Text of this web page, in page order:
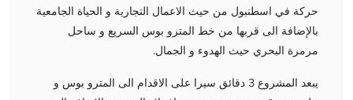
حركة في اسطنبول من حيث الاعمال التجارية و الحياة الجامعية
بالإضافة الى قربها من خط المترو بوس السريع و ساحل
مرمرة البحري حيث الهدوء و الجمال.
يبعد المشروع 3 دقائق سيرا على الاقدام الى المترو بوس و